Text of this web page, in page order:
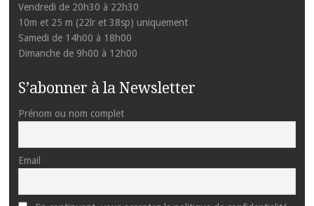
Vendredi de 20h30 à 22h30
10m et 25 m (22lr et 38sp) uniquement
Samedi de 14h00 à 18h00
Dimanche de 9h00 à 12h00
S’abonner à la Newsletter
Prénom ou nom complet
Email